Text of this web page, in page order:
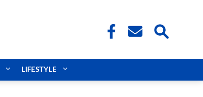
LIFESTYLE